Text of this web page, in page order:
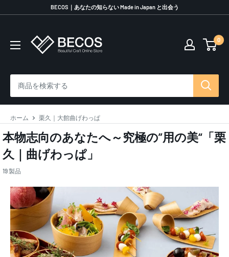
ッ
る
BECOS｜あなたの知らない Made in Japan と出会う
伝
品
ら
0
ホーム 栗久｜大館曲げわっぱ
本物志向のあなたへ～究極の”用の美“「栗
久｜曲げわっぱ」
19 製品